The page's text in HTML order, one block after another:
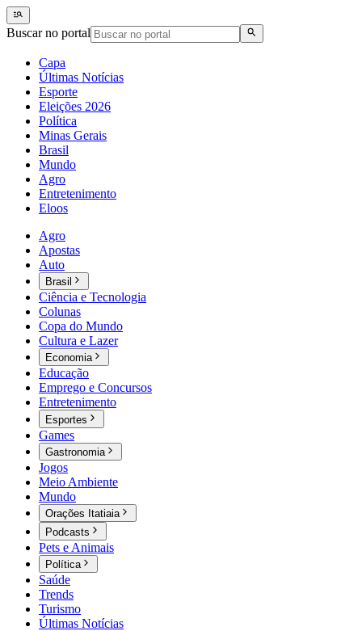
Buscar no portal
Capa
Últimas Notícias
Esporte
Eleições 2026
Política
Minas Gerais
Brasil
Mundo
Agro
Entretenimento
Eloos
Agro
Apostas
Auto
Brasil
Ciência e Tecnologia
Colunas
Copa do Mundo
Cultura e Lazer
Economia
Educação
Emprego e Concursos
Entretenimento
Esportes
Games
Gastronomia
Jogos
Meio Ambiente
Mundo
Orações Itatiaia
Podcasts
Pets e Animais
Política
Saúde
Trends
Turismo
Últimas Notícias